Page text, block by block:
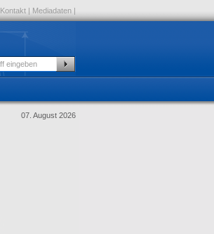
Kontakt | Mediadaten |
07. August 2026